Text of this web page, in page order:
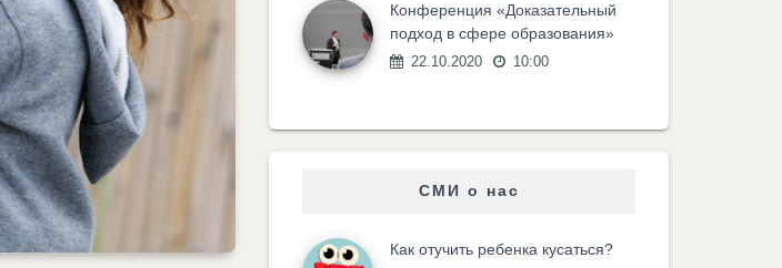
Конференция «Доказательный
подход в сфере образования»
22.10.2020 10:00
СМИ о нас
Как отучить ребенка кусаться?